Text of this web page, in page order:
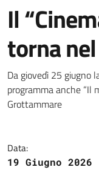
Il
torna
Dettagli
Da giovedì 25 giugno
programma anche “Il
Grottammare
Data:
19 Giugno 2026